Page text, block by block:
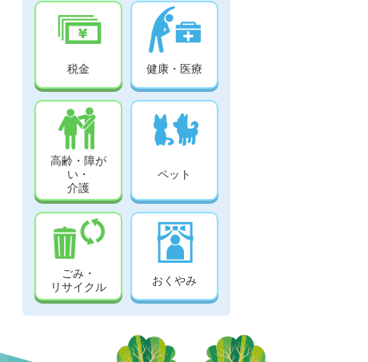
税金 健康・医療
高齢・障が
い・
介護
ペット
ごみ・
リサイクル
おくやみ